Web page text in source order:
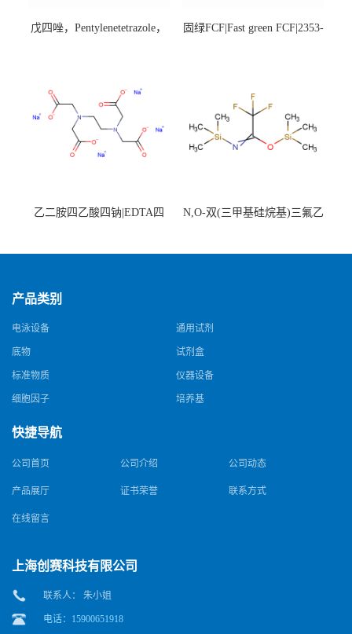
戊四唑，Pentylenetetrazole，
固绿FCF|Fast green FCF|2353-
乙二胺四乙酸四钠|EDTA四
N,O-双(三甲基硅烷基)三氟乙
产品类别
电泳设备 通用试剂
底物 试剂盒
标准物质 仪器设备
细胞因子 培养基
快捷导航
公司首页 公司介绍 公司动态
产品展厅 证书荣誉 联系方式
在线留言
上海创赛科技有限公司
联系人： 朱小姐
电话：15900651918